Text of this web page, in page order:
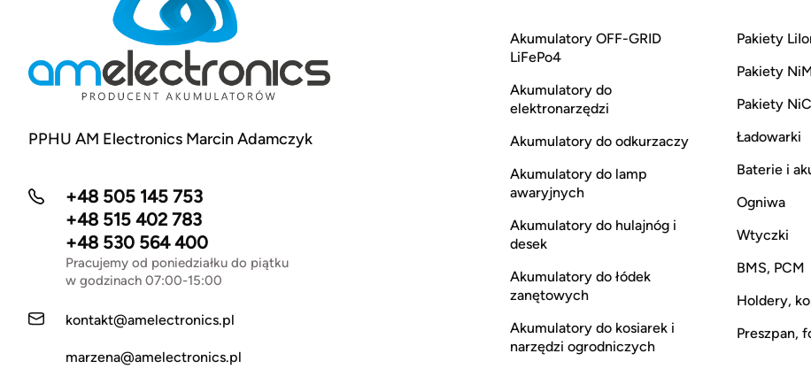
PPHU AM Electronics Marcin Adamczyk
+48 505 145 753
+48 515 402 783
+48 530 564 400
Pracujemy od poniedziałku do piątku
w godzinach 07:00-15:00
kontakt@amelectronics.pl
marzena@amelectronics.pl
Akumulatory OFF-GRID
LiFePo4
Akumulatory do
elektronarzędzi
Akumulatory do odkurzaczy
Akumulatory do lamp
awaryjnych
Akumulatory do hulajnóg i
desek
Akumulatory do łódek
zanętowych
Akumulatory do kosiarek i
narzędzi ogrodniczych
Pakiety
Pakiety
Pakiety
Ładowarki
Baterie i
Ogniwa
Wtyczki
BMS, PCM
Holdery,
Preszpan,